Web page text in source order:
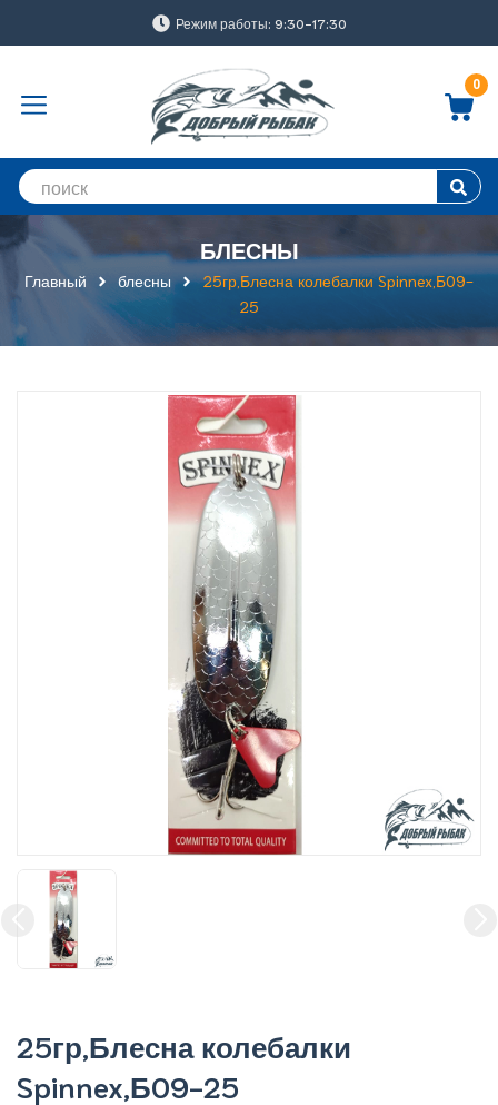
Режим работы: 9:30-17:30
0
БЛЕСНЫ
Главный блесны
25гр,Блесна колебалки Spinnex,Б09-
25
25гр,Блесна колебалки
Spinnex,Б09-25